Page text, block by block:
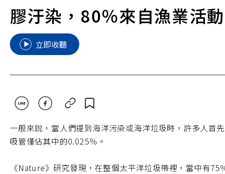
膠汙染，80％來自漁業活動
立即收聽
一般來說，當人們提到海洋污染或海洋垃圾時，許多人首
吸管僅佔其中的0.025％。
《Nature》研究發現，在整個太平洋垃圾帶裡，當中有